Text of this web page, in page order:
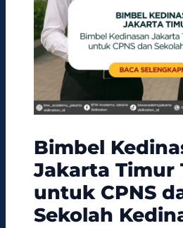
Bimbel
Jakarta Timur
untuk CPNS
Sekolah